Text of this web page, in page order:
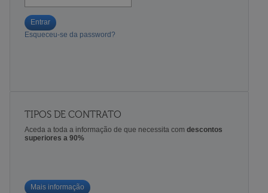
Entrar
Esqueceu-se da password?
TIPOS DE CONTRATO
Aceda a toda a informação de que necessita com descontos
superiores a 90%
Mais informação